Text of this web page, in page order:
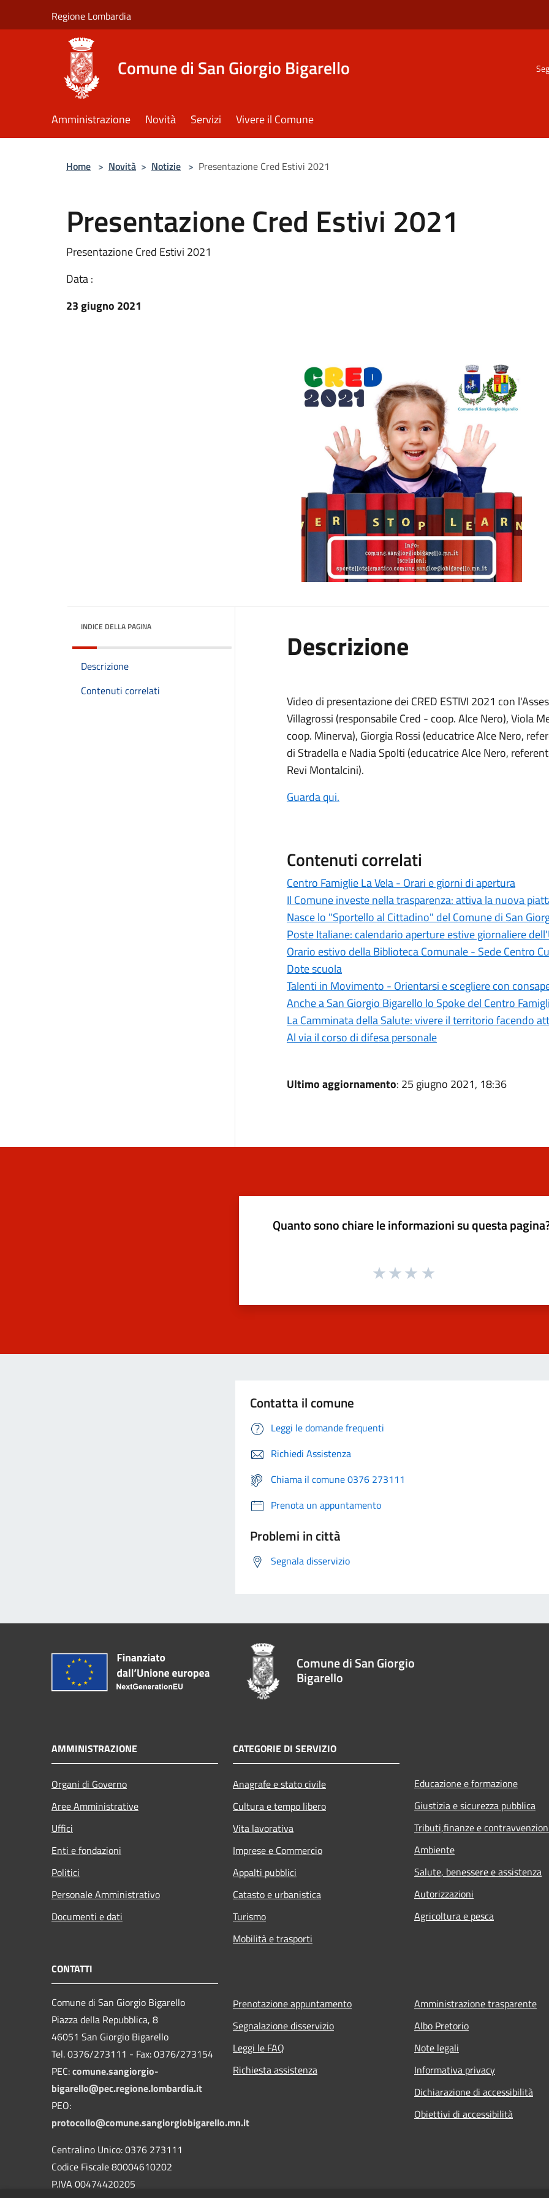
Regione Lombardia
Comune di San Giorgio Bigarello
Amministrazione Novità Servizi Vivere il Comune
Home > Novità > Notizie > Presentazione Cred Estivi 2021
Presentazione Cred Estivi 2021
Presentazione Cred Estivi 2021
Data :
23 giugno 2021
INDICE DELLA PAGINA
Descrizione
Contenuti correlati
Descrizione
Video di presentazione dei CRED ESTIVI 2021 con
Villagrossi (responsabile Cred - coop. Alce Nero), Viola
coop. Minerva), Giorgia Rossi (educatrice Alce Nero,
di Stradella e Nadia Spolti (educatrice Alce Nero,
Revi Montalcini).
Guarda qui.
Contenuti correlati
Centro Famiglie La Vela - Orari e giorni di apertura
Il Comune investe nella trasparenza: attiva la nuova
Nasce lo "Sportello al Cittadino" del Comune di San
Poste Italiane: calendario aperture estive giornaliere
Orario estivo della Biblioteca Comunale - Sede Centro
Dote scuola
Talenti in Movimento - Orientarsi e scegliere con
Anche a San Giorgio Bigarello lo Spoke del Centro
La Camminata della Salute: vivere il territorio facendo
Al via il corso di difesa personale
Ultimo aggiornamento: 25 giugno 2021, 18:36
Quanto sono chiare le informazioni su questa
Contatta il comune
Leggi le domande frequenti
Richiedi Assistenza
Chiama il comune 0376 273111
Prenota un appuntamento
Problemi in città
Segnala disservizio
Comune di San Giorgio
Bigarello
AMMINISTRAZIONE
Organi di Governo
Aree Amministrative
Uffici
Enti e fondazioni
Politici
Personale Amministrativo
Documenti e dati
CATEGORIE DI SERVIZIO
Anagrafe e stato civile
Cultura e tempo libero
Vita lavorativa
Imprese e Commercio
Appalti pubblici
Catasto e urbanistica
Turismo
Mobilità e trasporti
Educazione e formazione
Giustizia e sicurezza pubblica
Tributi,finanze e
Ambiente
Salute, benessere e assistenza
Autorizzazioni
Agricoltura e pesca
CONTATTI
Comune di San Giorgio Bigarello
Piazza della Repubblica, 8
46051 San Giorgio Bigarello
Tel. 0376/273111 - Fax: 0376/273154
PEC:comune.sangiorgio-
bigarello@pec.regione.lombardia.it
PEO:
protocollo@comune.sangiorgiobigarello.mn.it
Centralino Unico: 0376 273111
Codice Fiscale 80004610202
P.IVA 00474420205
Prenotazione appuntamento
Segnalazione disservizio
Leggi le FAQ
Richiesta assistenza
Amministrazione trasparente
Albo Pretorio
Note legali
Informativa privacy
Dichiarazione di accessibilità
Obiettivi di accessibilità